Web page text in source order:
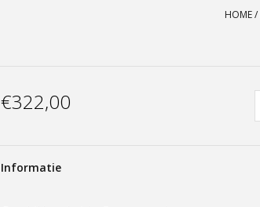
HOME/
€322,00
Informatie